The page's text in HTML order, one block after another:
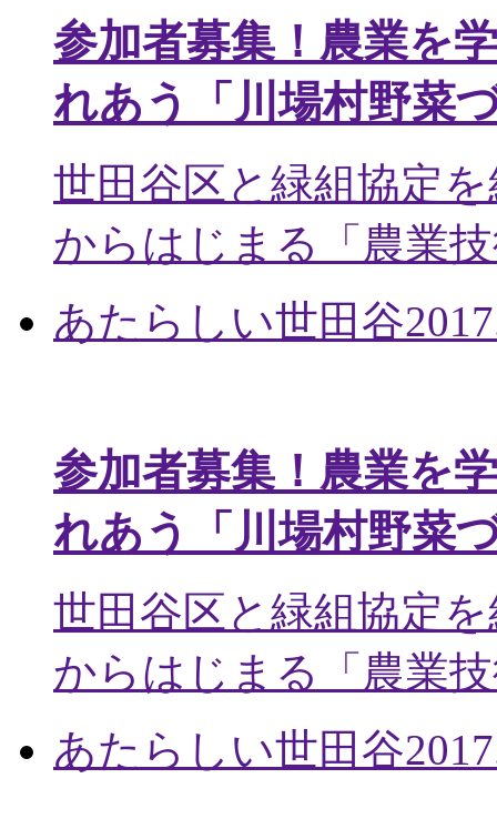
参加者募集！農業を
れあう「川場村野菜
世田谷区と緑組協定
からはじまる「農業
あたらしい世田谷
参加者募集！農業を
れあう「川場村野菜
世田谷区と緑組協定
からはじまる「農業
あたらしい世田谷